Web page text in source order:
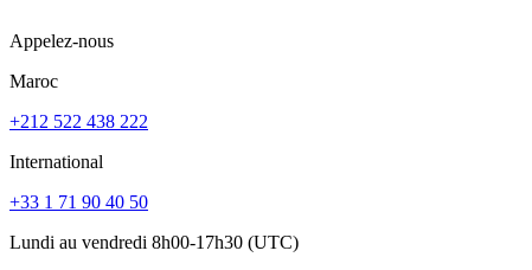
Appelez-nous
Maroc
+212 522 438 222
International
+33 1 71 90 40 50
Lundi au vendredi 8h00-17h30 (UTC)